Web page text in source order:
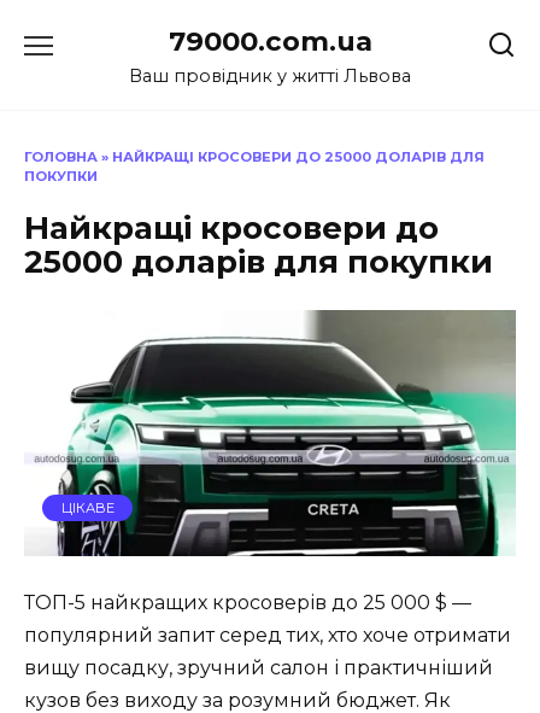
до
79000.com.ua
Ваш провідник у житті Львова
ГОЛОВНА » НАЙКРАЩІ КРОСОВЕРИ ДО 25000 ДОЛАРІВ ДЛЯ
ПОКУПКИ
Найкращі кросовери до
25000 доларів для покупки
ЦІКАВЕ
ТОП-5 найкращих кросоверів до 25 000 $ —
популярний запит серед тих, хто хоче отримати
вищу посадку, зручний салон і практичніший
кузов без виходу за розумний бюджет. Як